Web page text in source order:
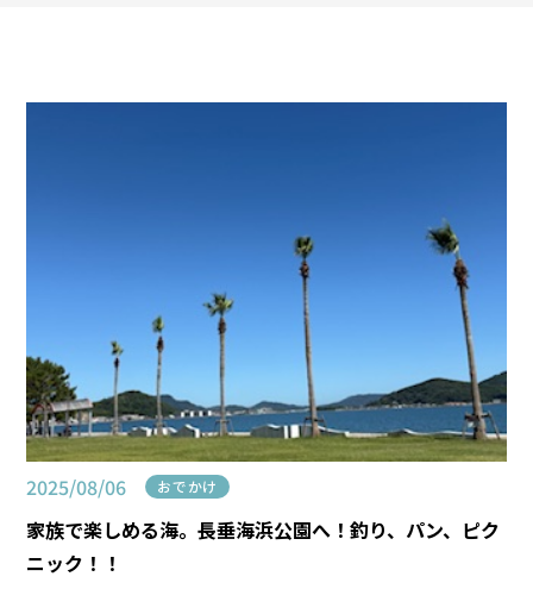
2025/08/06 おでかけ
家族で楽しめる海。長垂海浜公園へ！釣り、パン、ピク
ニック！！